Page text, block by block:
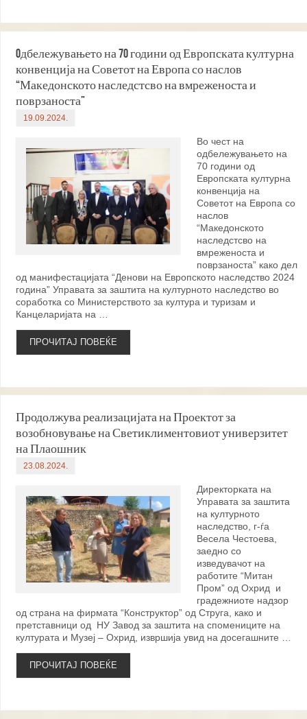
Oдбележувањето на 70 години од Европската културна
конвенција на Советот на Европа со наслов
“Македонското наследстсво на вмреженоста и
поврзаноста”
19.09.2024.
Во чест на
одбележувањето на
70 години од
Европската културна
конвенција на
Советот на Европа со
наслов
“Македонското
наследстсво на
вмреженоста и
поврзаноста” како дел
од манифестацијата “Денови на Европското наследство 2024
година” Управата за заштита на културното наследство во
соработка со Министерството за култура и туризам и
Канцеларијата на …
ПРОЧИТАЈ ПОВЕЌЕ
Продолжува реализацијата на Проектот за
возобновување на Светиклиментовиот универзитет
на Плаошник
23.08.2024.
Директорката на
Управата за заштита
на културното
наследство, г-ѓа
Весела Честоева,
заедно со
изведувачот на
работите “Митан
Пром” од Охрид и
градежниоте надзор
од страна на фирмата “Конструктор” од Струга, како и
претставници од НУ Завод за заштита на спомениците на
културата и Музеј – Охрид, извршија увид на досегашните …
ПРОЧИТАЈ ПОВЕЌЕ